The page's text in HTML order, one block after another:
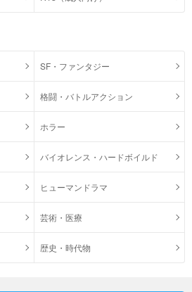
SF・ファンタジー
格闘・バトルアクション
ホラー
バイオレンス・ハードボイルド
ヒューマンドラマ
芸術・医療
歴史・時代物